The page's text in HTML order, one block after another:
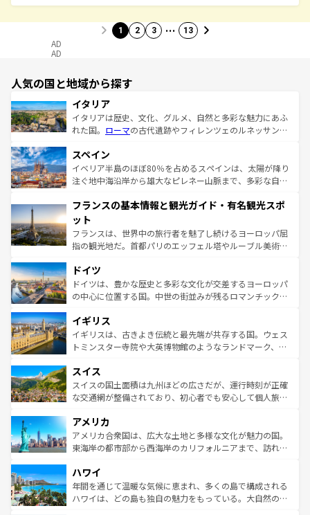
1 2 3 … 13
AD
AD
人気の国と地域から探す
イタリア
イタリアは歴史、文化、グルメ、自然と多彩な魅力にあふ
れた国。 ローマの古代遺跡やフィレンツェのルネッサンス
ろん、トスカーナの美しい田園風景やアマルフィ海岸の絶
景など、自然景観も見逃せない。観光の合間には、本場の
ピザやパスタなど、絶品のイタリア料理を堪能することも
ませてくれるイタリアで、忘れられない旅をしてみよう！
なお、新着のイタリア情報は
しい。
スペイン
イベリア半島のほぼ80％を占めるスペインは、太陽が降り
注ぐ地中海沿岸から雄大なピレネー山脈まで、多彩な自然
文化が根付くこの国では、情熱的なフラメンコ、熱気あふ
れる闘牛、そして美味しいタパスが生活の一部となってい
る。首都マドリードの洗練された雰囲気や、バルセロナの
アートに溢れた街角から、地方では古代ローマ遺跡や中世
せる。地方によって風土や気候が異なるスペインはその個
性で訪れる人を魅了する。 なお、新着のスペイン情報は コ
ンテンツ一覧を参照してほしい。
フランスの基本情報と観光ガイド・有名観光スポ
ット
フランスは、世界中の旅行者を魅了し続けるヨーロッパ屈
指の観光地だ。首都パリのエッフェル塔やルーブル美術館
で、幅広い魅力が詰まっている。華麗な宮殿、歴史的な大
聖堂、美しいビーチ、そして豊かな自然が、訪れる者を心
から魅了する。また、フランスは美食の国としても知ら
いる。シャンパンの発祥地であるランス、プロヴァンスの
香り高いラベンダー畑など、多彩な楽しみ方が可能だ。さ
らに、パリ以外の地域にも魅力が溢れており、どの街角に
れる地方に足を運ぶとそれぞれで全く異なる文化を体験で
きるだろう。 なお、新着のフランス情報はコンテンツ一覧
を参照してほしい。
ドイツ
ドイツは、豊かな歴史と多彩な文化が交差するヨーロッパ
の中心に位置する国。中世の街並みが残るロマンチック街
顔を持つこの国は、どこを歩いても飽きることがない。ベ
ルリンの文化的活気、バイエルン州のアルプスの絶景、そ
してライン川沿いのワイン畑といった風景は必見。ビール
は、お酒好きな人にはぜひ体験してほしい。 なお、新着の
ドイツ情報はコンテンツ一覧を参照してほしい。
イギリス
イギリスは、古きよき伝統と最先端が共存する国。ウェス
トミンスター寺院や大英博物館のようなランドマーク、歴
リアごとに異なる魅力がある。また、優雅なアフタヌーン
ティー、ビール好きにはたまらない英国パブ、サッカー観
戦など、本場だからこそできる体験も豊富。イギリスを旅
ンツ一覧を参照してほしい。
スイス
スイスの国土面積は九州ほどの広さだが、運行時刻が正確
な交通網が整備されており、初心者でも安心して個人旅行
の建物がそのまま残る町や、スイスならではのユニークな
博物館もあり、アルプス観光だけでなく町歩きも満喫する
ことができる。国民の所得が高いため物価も高いが、旅行
ば市内交通費無料で観光を楽しむこともできる。 なお、新
着のスイス情報はコンテンツ一覧 を参照してほしい。
アメリカ
アメリカ合衆国は、広大な土地と多様な文化が魅力の国。
東海岸の都市部から西海岸のカリフォルニアまで、訪れる
のような巨大都市は、観光、ショッピング、エンターテイ
ンメントが詰まった刺激的なスポットだ。一方、アメリカ
西部には大自然が広がり、グランドキャニオンやイエロー
ハワイ
年間を通じて温暖な気候に恵まれ、多くの島で構成される
ハワイは、どの島も独自の魅力をもっている。大自然の神